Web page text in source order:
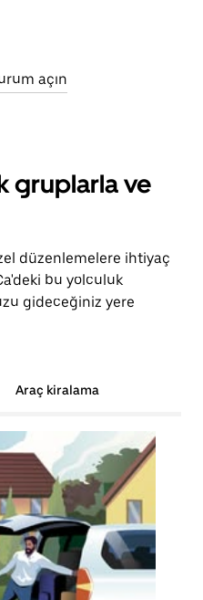
açın
gruplarla ve
düzenlemelere ihtiyaç
bu yolculuk
gideceğiniz yere
Araç kiralama